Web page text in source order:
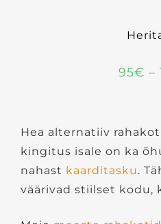
95€ –
Hea alternatiiv
kingitus isale on ka
nahast kaarditasku.
väärivad stiilset kodu,